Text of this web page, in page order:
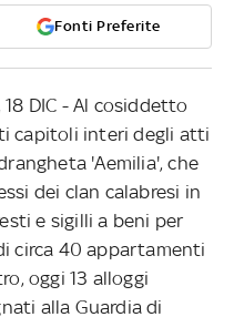
Fonti Preferite
18 DIC - Al cosiddetto
capitoli interi degli atti
'Aemilia', che
dei clan calabresi in
e sigilli a beni per
circa 40 appartamenti
oggi 13 alloggi
alla Guardia di